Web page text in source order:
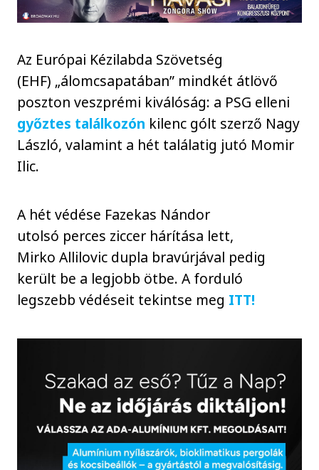
Az Európai Kézilabda Szövetség
(EHF) „álomcsapatában” mindkét átlövő
poszton veszprémi kiválóság: a PSG elleni
győztes találkozón kilenc gólt szerző Nagy
László, valamint a hét találatig jutó Momir
Ilic.
A hét védése Fazekas Nándor
utolsó perces ziccer hárítása lett,
Mirko Allilovic dupla bravúrjával pedig
került be a legjobb ötbe. A forduló
legszebb védéseit tekintse meg ITT!